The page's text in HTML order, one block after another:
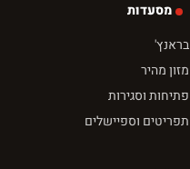
מסעדות
בראנץ'
מזון מהיר
פתיחות וסגירות
תפריטים וספיישלים